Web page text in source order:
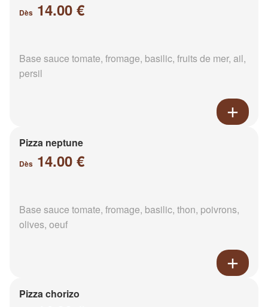
Dès 14.00 €
Base sauce tomate, fromage, basilic, fruits de mer, ail,
persil
Pizza neptune
Dès 14.00 €
Base sauce tomate, fromage, basilic, thon, poivrons,
olives, oeuf
Pizza chorizo